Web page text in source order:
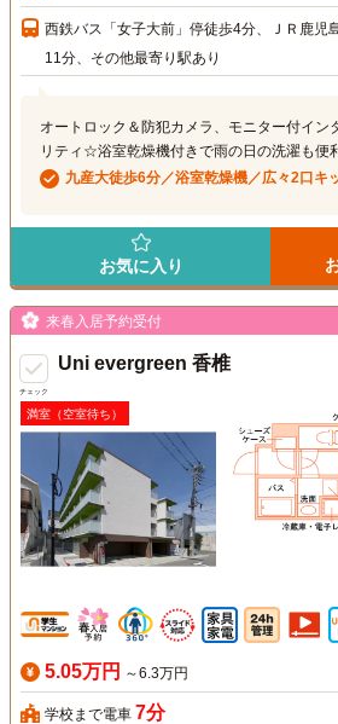
西鉄バス「女子大前」停徒歩4分、ＪＲ鹿児
11分、その他最寄り駅あり
オートロック＆防犯カメラ、モニター付イン
リティ☆浴室乾燥機付きで雨の日の洗濯も便
九産大徒歩6分／浴室乾燥機／広々2口キ
お気に入り
チェック
来春入居予約受付
Uni evergreen 香椎
満室（空室待ち）
5.05万円 ～6.3万円
学校まで電車 7分